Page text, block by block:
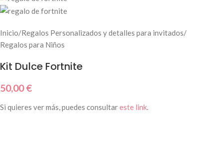
Inicio/Regalos Personalizados y detalles para invitados/
Regalos para Niños
Kit Dulce Fortnite
50,00€
Si quieres ver más, puedes consultareste link.